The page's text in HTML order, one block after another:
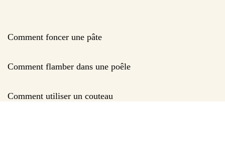
Comment foncer une pâte
Comment flamber dans une poêle
Comment utiliser un couteau